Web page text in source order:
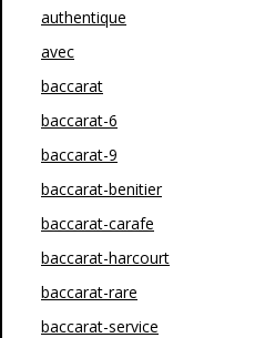
authentique
avec
baccarat
baccarat-6
baccarat-9
baccarat-benitier
baccarat-carafe
baccarat-harcourt
baccarat-rare
baccarat-service